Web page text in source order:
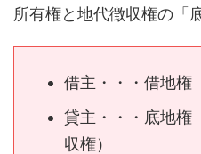
所有権と地代徴収権の「
借主・・・借地権
貸主・・・底地権
収権）